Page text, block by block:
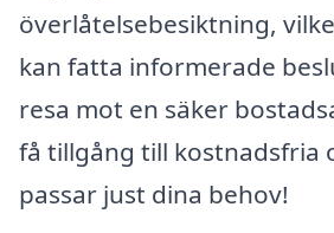
överlåtelsebesiktning,
kan fatta informerade
resa mot en säker
få tillgång till kostnadsfria
passar just dina behov!